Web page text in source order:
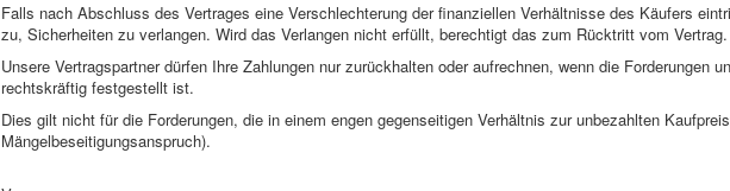
Falls nach Abschluss des Vertrages eine Verschlechterung der finanziellen Verhältnisse des Käufers
zu, Sicherheiten zu verlangen. Wird das Verlangen nicht erfüllt, berechtigt das zum Rücktritt vom Vertrag.
Unsere Vertragspartner dürfen Ihre Zahlungen nur zurückhalten oder aufrechnen, wenn die Forderungen
rechtskräftig festgestellt ist.
Dies gilt nicht für die Forderungen, die in einem engen gegenseitigen Verhältnis zur unbezahlten
Mängelbeseitigungsanspruch).